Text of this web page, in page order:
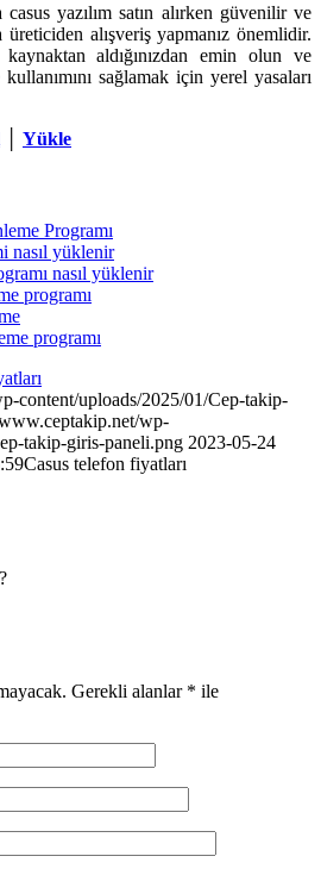
yazılım satın alırken güvenilir ve
üreticiden alışveriş yapmanız önemlidir.
aldığınızdan emin olun ve
sağlamak için yerel yasaları
Yükle
Programı
nasıl yüklenir
nasıl yüklenir
programı
programı
content/uploads/2025/01/Cep-takip-
wp-
takip-giris-paneli.png 2023-05-24
Casus telefon fiyatları
Gerekli alanlar * ile